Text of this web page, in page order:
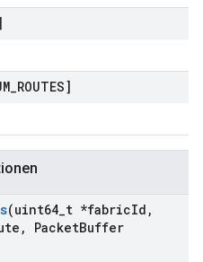
ROUTES]
(uint64 t *fabricId ,
, PacketBuffer